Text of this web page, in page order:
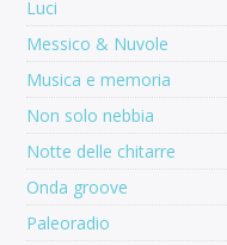
Luci
Messico & Nuvole
Musica e memoria
Non solo nebbia
Notte delle chitarre
Onda groove
Paleoradio